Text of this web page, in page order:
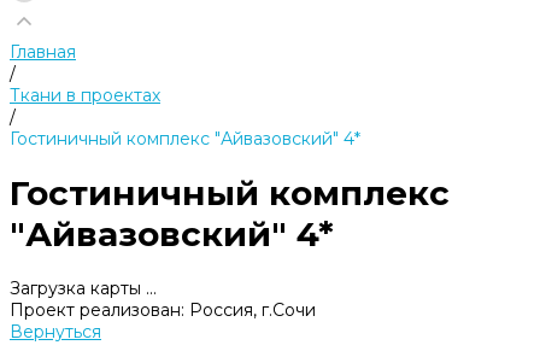
Главная
/
Ткани в проектах
/
Гостиничный комплекс "Айвазовский" 4*
Гостиничный комплекс
"Айвазовский" 4*
Загрузка карты ...
Проект реализован: Россия, г.Сочи
Вернуться